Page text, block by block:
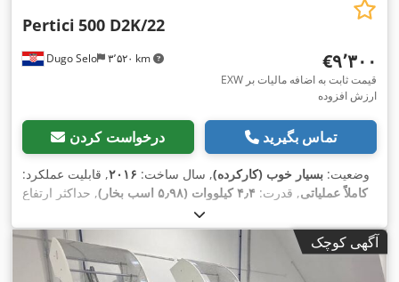
Dugo Selo ۳٬۵۲۰ km
Pertici 500 D2K/22
‎€۹٬۳۰۰
EXW قیمت ثابت به اضافه مالیات بر
ارزش افزوده
درخواست کردن تماس بگیرید
وضعیت: بسیار خوب (کارکرده), سال ساخت: ۲۰۱۶, قابلیت عملکرد:
کاملاً عملیاتی, قدرت: ۴٫۴ کیلووات (۵٫۹۸ اسب بخار)
, حداکثر ارتفاع
, قطر تیغ اره:
اره:۹۰ ° , حداکثر سرعت چرخش:۲٬۸۰۰ دور/دقیقه ,
آگهی کوچک